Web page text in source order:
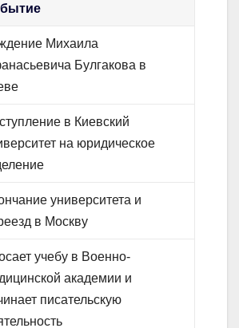
Михаила
Булгакова в
в Киевский
на юридическое
университета и
в Москву
учебу в Военно-
академии и
писательскую